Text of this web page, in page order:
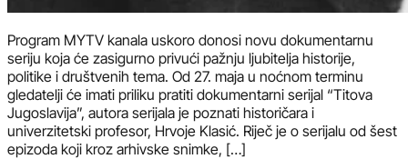
Program MYTV kanala uskoro donosi novu dokumentarnu
seriju koja će zasigurno privući pažnju ljubitelja historije,
politike i društvenih tema. Od 27. maja u noćnom terminu
gledatelji će imati priliku pratiti dokumentarni serijal “Titova
Jugoslavija”, autora serijala je poznati historičara i
univerzitetski profesor, Hrvoje Klasić. Riječ je o serijalu od šest
epizoda koji kroz arhivske snimke, […]